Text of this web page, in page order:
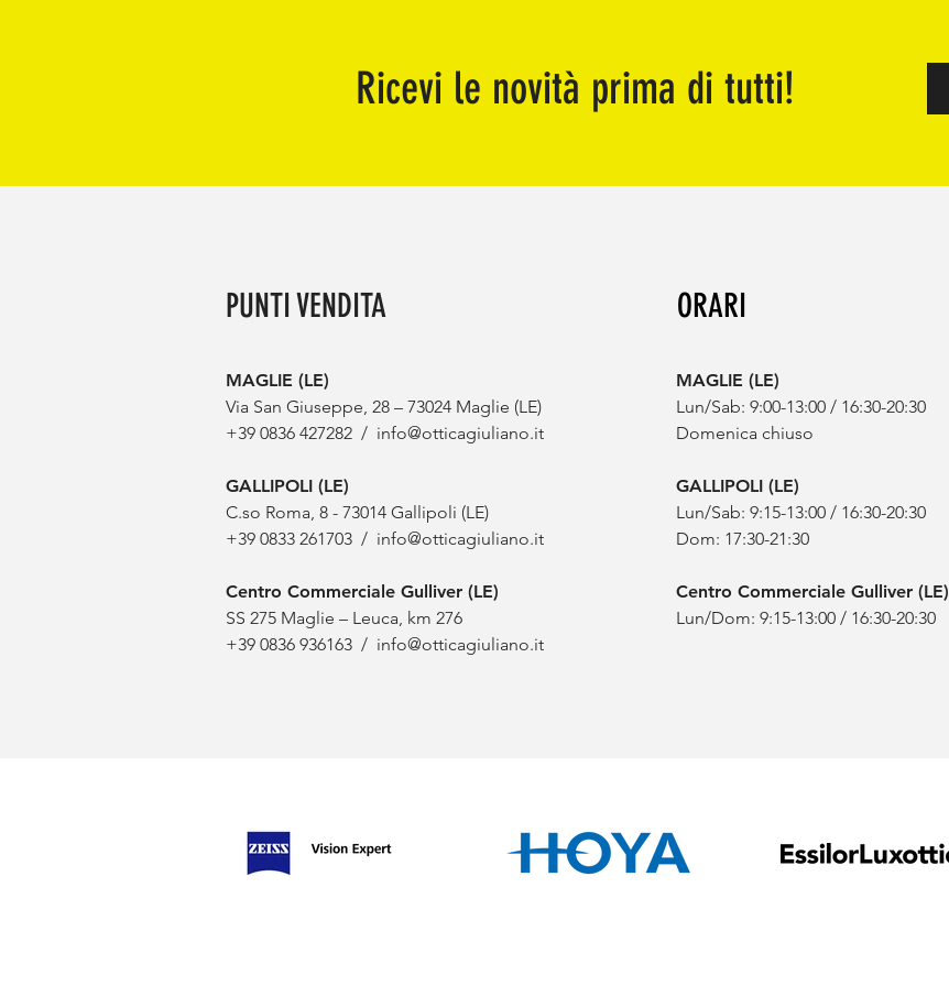
Ricevi le novità prima di tutti!
PUNTI VENDITA
MAGLIE (LE)
Via San Giuseppe, 28 – 73024 Maglie (LE)
+39 0836 427282 / info@otticagiuliano.it
GALLIPOLI (LE)
C.so Roma, 8 - 73014 Gallipoli (LE)
+39 0833 261703 / info@otticagiuliano.it
Centro Commerciale Gulliver (LE)
SS 275 Maglie – Leuca, km 276
+39 0836 936163 / info@otticagiuliano.it
ORARI
MAGLIE (LE)
Lun/Sab: 9:00-13:00 / 16:30-20:30
Domenica chiuso
GALLIPOLI (LE)
Lun/Sab: 9:15-13:00 / 16:30-20:30
Dom: 17:30-21:30
Centro Commerciale Gulliver (LE)
Lun/Dom: 9:15-13:00 / 16:30-20:30